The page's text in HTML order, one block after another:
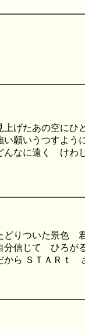
上げたあの空に
い願いうつすよう
んなに遠く けわ
どりついた景色
分信じて ひろが
から ＳＴＡＲｔ